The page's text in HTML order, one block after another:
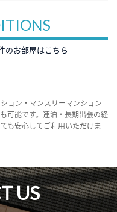
のお部屋はこちら
ョン・マンスリーマンション
可能です。連泊・長期出張の経
も安心してご利用いただけま
US